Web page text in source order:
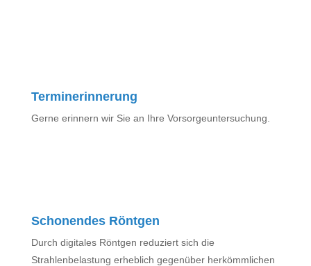
Terminerinnerung
Gerne erinnern wir Sie an Ihre Vorsorgeuntersuchung.
Schonendes Röntgen
Durch digitales Röntgen reduziert sich die
Strahlenbelastung erheblich gegenüber herkömmlichen